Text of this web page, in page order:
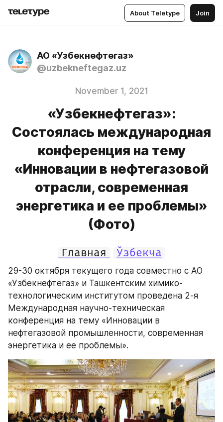
About Teletype Join
АО «Узбекнефтегаз»
@uzbekneftegaz.uz
November 1, 2021
«Узбекнефтегаз»:
Состоялась международная
конференция на тему
«Инновации в нефтегазовой
отрасли, современная
энергетика и ее проблемы»
(Фото)
Главная Ўзбекча
29-30 октября текущего года совместно с АО
«Узбекнефтегаз» и Ташкентским химико-
технологическим институтом проведена 2-я
Международная научно-техническая
конференция на тему «Инновации в
нефтегазовой промышленности, современная
энергетика и ее проблемы».